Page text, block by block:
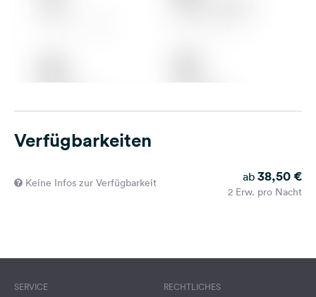
Verfügbarkeiten
Keine Infos zur Verfügbarkeit ab 38,50 €
2 Erw. pro Nacht
SERVICE RECHTLICHES